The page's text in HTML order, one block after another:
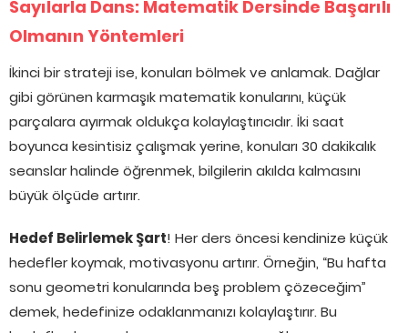
Sayılarla Dans: Matematik Dersinde Başarılı
Olmanın Yöntemleri
İkinci bir strateji ise, konuları bölmek ve anlamak. Dağlar
gibi görünen karmaşık matematik konularını, küçük
parçalara ayırmak oldukça kolaylaştırıcıdır. İki saat
boyunca kesintisiz çalışmak yerine, konuları 30 dakikalık
seanslar halinde öğrenmek, bilgilerin akılda kalmasını
büyük ölçüde artırır.
Hedef Belirlemek Şart! Her ders öncesi kendinize küçük
hedefler koymak, motivasyonu artırır. Örneğin, “Bu hafta
sonu geometri konularında beş problem çözeceğim”
demek, hedefinize odaklanmanızı kolaylaştırır. Bu